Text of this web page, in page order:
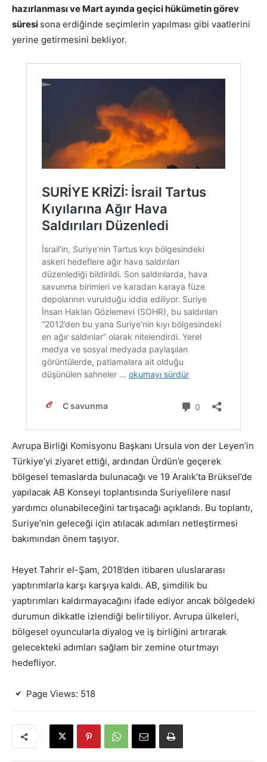
hazırlanması ve Mart ayında geçici hükümetin görev
süresi sona erdiğinde seçimlerin yapılması gibi vaatlerini
yerine getirmesini bekliyor.
Avrupa Birliği Komisyonu Başkanı Ursula von der Leyen’in
Türkiye’yi ziyaret ettiği, ardından Ürdün’e geçerek
bölgesel temaslarda bulunacağı ve 19 Aralık’ta Brüksel’de
yapılacak AB Konseyi toplantısında Suriyelilere nasıl
yardımcı olunabileceğini tartışacağı açıklandı. Bu toplantı,
Suriye’nin geleceği için atılacak adımları netleştirmesi
bakımından önem taşıyor.
Heyet Tahrir el-Şam, 2018’den itibaren uluslararası
yaptırımlarla karşı karşıya kaldı. AB, şimdilik bu
yaptırımları kaldırmayacağını ifade ediyor ancak bölgedeki
durumun dikkatle izlendiği belirtiliyor. Avrupa ülkeleri,
bölgesel oyuncularla diyalog ve iş birliğini artırarak
gelecekteki adımları sağlam bir zemine oturtmayı
hedefliyor.
Page Views: 518